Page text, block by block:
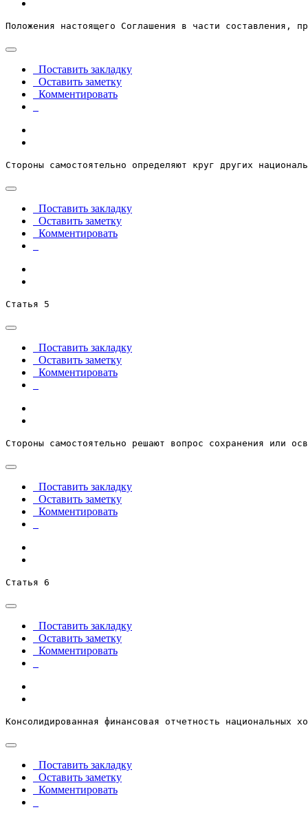
Положения настоящего Соглашения в части составления,
Поставить закладку
Оставить заметку
Комментировать
Стороны самостоятельно определяют круг других
Поставить закладку
Оставить заметку
Комментировать
Статья 5
Поставить закладку
Оставить заметку
Комментировать
Стороны самостоятельно решают вопрос сохранения или
Поставить закладку
Оставить заметку
Комментировать
Статья 6
Поставить закладку
Оставить заметку
Комментировать
Консолидированная финансовая отчетность
Поставить закладку
Оставить заметку
Комментировать